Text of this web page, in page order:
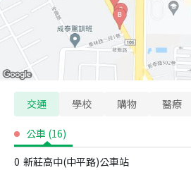
交通 學校 購物 醫療
公車 (16)
0 新莊高中(中平路)公車站